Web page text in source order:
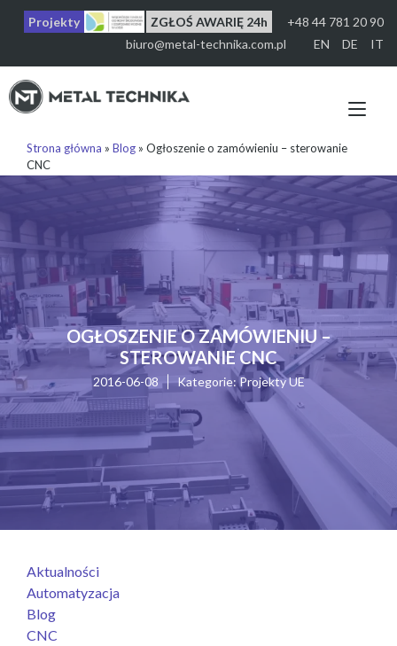
Projekty ZGŁOŚ AWARIĘ 24h
+48 44 781 20 90
biuro@metal-technika.com.pl
EN DE IT
Strona główna » Blog » Ogłoszenie o zamówieniu – sterowanie
CNC
OGŁOSZENIE O ZAMÓWIENIU –
STEROWANIE CNC
2016-06-08 Kategorie:Projekty UE
Aktualności
Automatyzacja
Blog
CNC